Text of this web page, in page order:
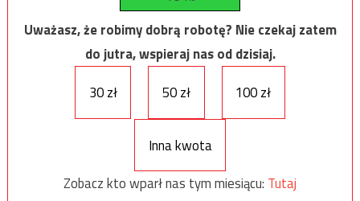
Uważasz, że robimy dobrą robotę? Nie czekaj zatem
do jutra, wspieraj nas od dzisiaj.
30 zł
50 zł 100 zł
Inna kwota
Zobacz kto wparł nas tym miesiącu: Tutaj